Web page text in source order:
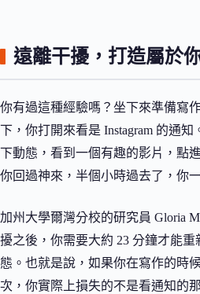
遠離干擾，打造屬於
你有過這種經驗嗎？坐下來準備寫
下，你打開來看是 Instagram 的通
下動態，看到一個有趣的影片，點
你回過神來，半個小時過去了，你
加州大學爾灣分校的研究員 Gloria
擾之後，你需要大約 23 分鐘才能
態。也就是說，如果你在寫作的時
次，你實際上損失的不是看通知的